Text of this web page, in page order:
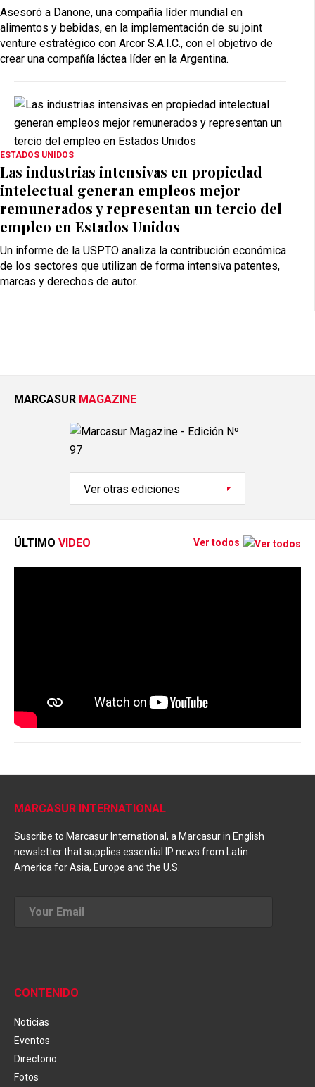
Asesoró a Danone, una compañía líder mundial en
alimentos y bebidas, en la implementación de su joint
venture estratégico con Arcor S.A.I.C., con el objetivo de
crear una compañía láctea líder en la Argentina.
ESTADOS UNIDOS
Las industrias intensivas en propiedad
intelectual generan empleos mejor
remunerados y representan un tercio del
empleo en Estados Unidos
Un informe de la USPTO analiza la contribución económica
de los sectores que utilizan de forma intensiva patentes,
marcas y derechos de autor.
MARCASUR MAGAZINE
ÚLTIMO VIDEO Ver todos
MARCASUR INTERNATIONAL
Suscribe to Marcasur International, a Marcasur in English
newsletter that supplies essential IP news from Latin
America for Asia, Europe and the U.S.
CONTENIDO
Noticias
Eventos
Directorio
Fotos